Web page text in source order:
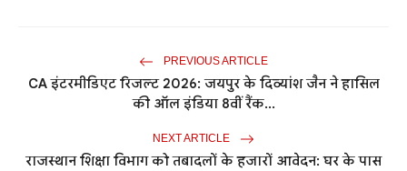
PREVIOUS ARTICLE
CA इंटरमीडिएट रिजल्ट 2026: जयपुर के दिव्यांश जैन ने हासिल
की ऑल इंडिया 8वीं रैंक...
NEXT ARTICLE
राजस्थान शिक्षा विभाग को तबादलों के हजारों आवेदन: घर के पास